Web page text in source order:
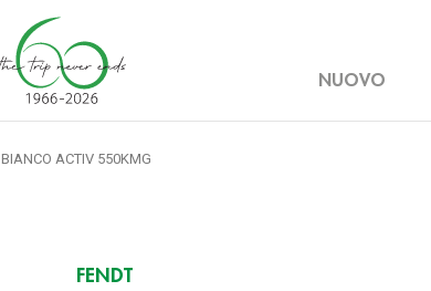
NUOVO
Pagina
BIANCO ACTIV 550KMG
FENDT